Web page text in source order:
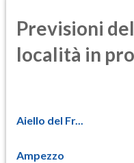
Previsioni
località in
Aiello del Fr...
Ampezzo